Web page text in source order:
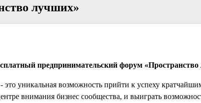
лучших»
предпринимательский форум
уникальная возможность прийти к успеху
внимания бизнес сообщества, и выиграть